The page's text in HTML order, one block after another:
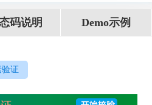
码说明 Demo示例
证